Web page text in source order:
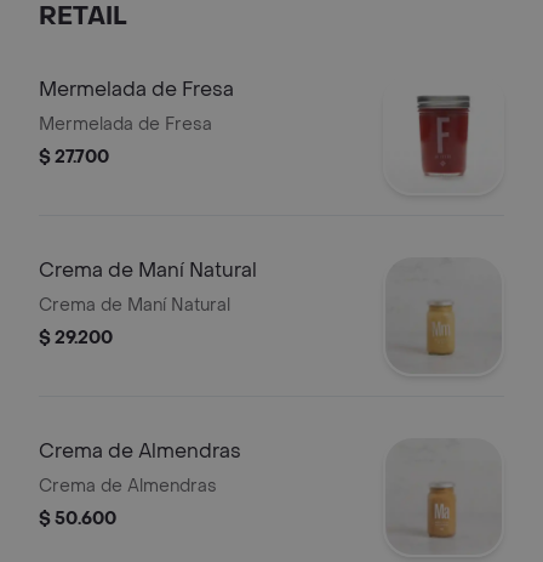
RETAIL
Mermelada de Fresa
Mermelada de Fresa
$ 27.700
Crema de Maní Natural
Crema de Maní Natural
$ 29.200
Crema de Almendras
Crema de Almendras
$ 50.600